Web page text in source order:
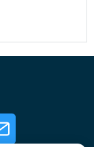
Newsletter